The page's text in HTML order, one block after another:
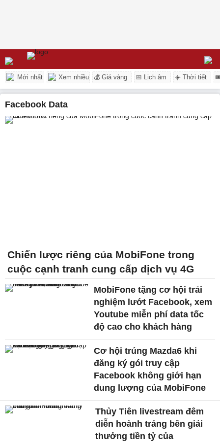
Mới nhất Xem nhiều 💰 Giá vàng 📅 Lịch âm ☀️ Thời tiết
Facebook Data
Chiến lược riêng của MobiFone trong
cuộc cạnh tranh cung cấp dịch vụ 4G
MobiFone tặng cơ hội trải
nghiệm lướt Facebook, xem
Youtube miễn phí data tốc
độ cao cho khách hàng
Cơ hội trúng Mazda6 khi
đăng ký gói truy cập
Facebook không giới hạn
dung lượng của MobiFone
Thủy Tiên livestream đêm
diễn hoành tráng bên giải
thưởng tiền tỷ của